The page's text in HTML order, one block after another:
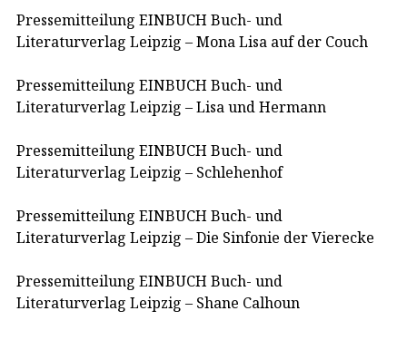
Pressemitteilung EINBUCH Buch- und
Literaturverlag Leipzig – Mona Lisa auf der Couch
Pressemitteilung EINBUCH Buch- und
Literaturverlag Leipzig – Lisa und Hermann
Pressemitteilung EINBUCH Buch- und
Literaturverlag Leipzig – Schlehenhof
Pressemitteilung EINBUCH Buch- und
Literaturverlag Leipzig – Die Sinfonie der Vierecke
Pressemitteilung EINBUCH Buch- und
Literaturverlag Leipzig – Shane Calhoun